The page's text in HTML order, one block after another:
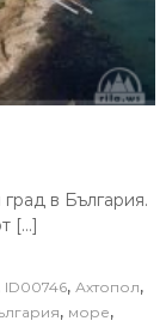
в България.
[…]
ID00746, Ахтопол,
, море,